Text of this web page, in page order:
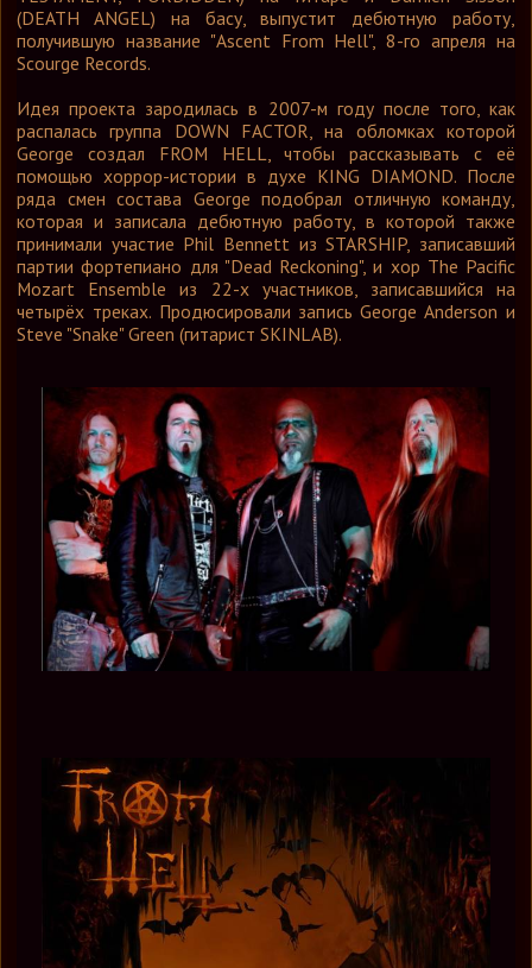
(DEATH ANGEL) на басу, выпустит дебютную работу,
получившую название "Ascent From Hell", 8-го апреля на
Scourge Records.
Идея проекта зародилась в 2007-м году после того, как
распалась группа DOWN FACTOR, на обломках которой
George создал FROM HELL, чтобы рассказывать с её
помощью хоррор-истории в духе KING DIAMOND. После
ряда смен состава George подобрал отличную команду,
которая и записала дебютную работу, в которой также
принимали участие Phil Bennett из STARSHIP, записавший
партии фортепиано для "Dead Reckoning", и хор The Pacific
Mozart Ensemble из 22-х участников, записавшийся на
четырёх треках. Продюсировали запись George Anderson и
Steve "Snake" Green (гитарист SKINLAB).